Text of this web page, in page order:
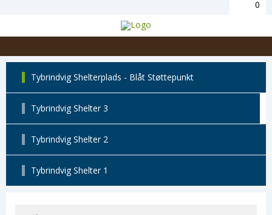
0
Tybrindvig Shelterplads - Blåt Støttepunkt
Tybrindvig Shelter 3
Tybrindvig Shelter 2
Tybrindvig Shelter 1